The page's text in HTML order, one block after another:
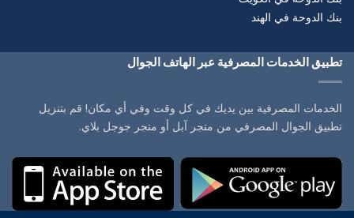
بنك الدوحة في الهند
تطبيق الخدمات المصرفية عبر الهاتف الجوال
الخدمات المصرفية بين يديك في كل وقت وفي أي مكان! قم بتنزيل
تطبيق الجوال المصرفي من متجر آبل أو متجر جوجل بلاي.